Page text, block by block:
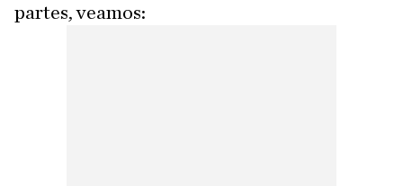
partes, veamos: